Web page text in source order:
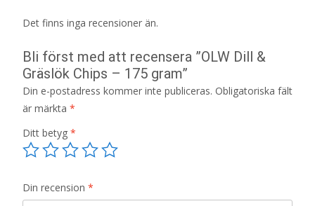
Det finns inga recensioner än.
Bli först med att recensera ”OLW Dill &
Gräslök Chips – 175 gram”
Din e-postadress kommer inte publiceras. Obligatoriska fält
är märkta *
Ditt betyg *
Din recension *